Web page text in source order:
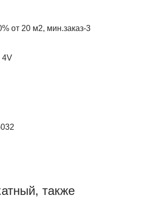
от 20 м2, мин.заказ-3
4V
также